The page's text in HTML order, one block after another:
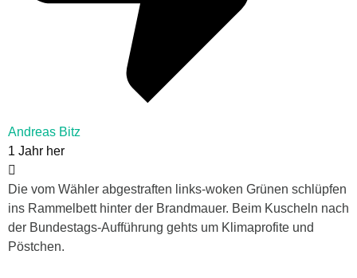
Andreas Bitz
1 Jahr her
Die vom Wähler abgestraften links-woken Grünen schlüpfen
ins Rammelbett hinter der Brandmauer. Beim Kuscheln nach
der Bundestags-Aufführung gehts um Klimaprofite und
Pöstchen.